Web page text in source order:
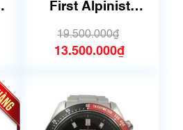
First Alpinist
01M0 | Size 38.5mm
| Mã số 6735
19.500.000₫
13.500.000₫